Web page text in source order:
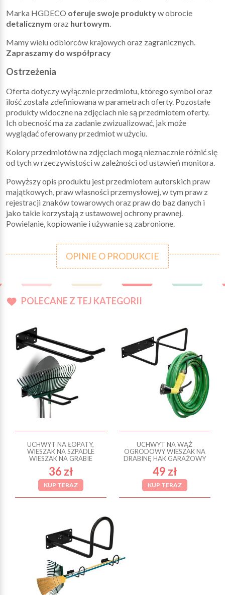
Marka HGDECO oferuje swoje produktyw obrocie
detalicznym oraz hurtowym.
Mamy wielu odbiorców krajowych oraz zagranicznych.
Zapraszamy do współpracy
Ostrzeżenia
Oferta dotyczy wyłącznie przedmiotu, którego symbol oraz
ilość została zdefiniowana w parametrach oferty. Pozostałe
produkty widoczne na zdjęciach nie są przedmiotem oferty.
Ich obecność ma za zadanie zwizualizować, jak może
wyglądać oferowany przedmiot w użyciu.
Kolory przedmiotów na zdjęciach mogą nieznacznie różnić się
od tych w rzeczywistości w zależności od ustawień monitora.
Powyższy opis produktu jest przedmiotem autorskich praw
majątkowych, praw własności przemysłowej, w tym praw z
rejestracji znaków towarowych oraz praw do baz danych i
jako takie korzystają z ustawowej ochrony prawnej.
Powielanie, kopiowanie i używanie są zabronione.
OPINIE O PRODUKCIE
POLECANE Z TEJ KATEGORII
UCHWYT NA ŁOPATY,
WIESZAK NA SZPADLE
WIESZAK NA GRABIE
36 zł
KUP TERAZ
UCHWYT NA WĄŻ
OGRODOWY WIESZAK NA
DRABINĘ HAK GARAŻOWY
49 zł
KUP TERAZ